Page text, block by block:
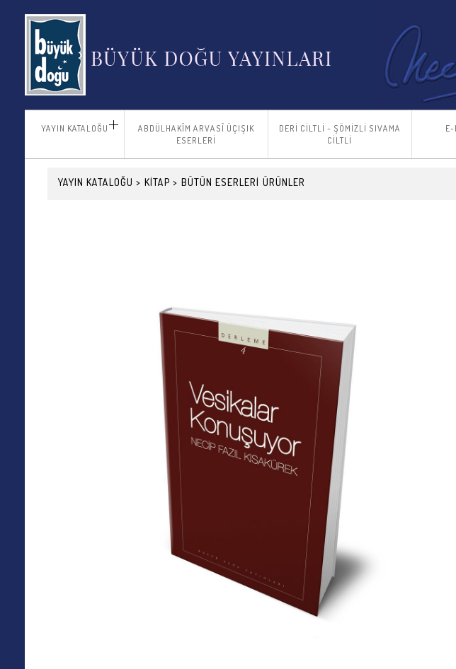
YAYIN KATALOĞU
ABDÜLHAKÎM ARVASÎ ÜÇIŞIK
ESERLERİ
DERİ CİLTLİ - ŞÖMİZLİ SIVAMA
CİLTLİ
E-
YAYIN KATALOĞU > KİTAP > BÜTÜN ESERLERİ ÜRÜNLER